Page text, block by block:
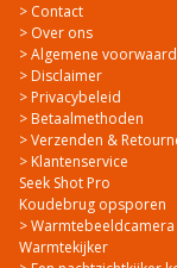
> Contact
> Over ons
> Algemene
> Disclaimer
> Privacybeleid
> Betaalmethoden
> Verzenden &
> Klantenservice
Seek Shot Pro
Koudebrug opsporen
>
Warmtekijker